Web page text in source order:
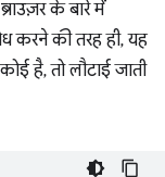
के बारे में
करने की तरह ही, यह
है, तो लौटाई जाती